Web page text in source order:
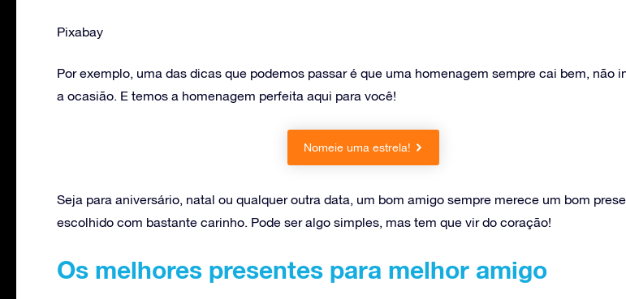
Pixabay
Por exemplo, uma das dicas que podemos passar é que uma homenagem sempre cai bem, não
a ocasião. E temos a homenagem perfeita aqui para você!
Nomeie uma estrela!
Seja para aniversário, natal ou qualquer outra data, um bom amigo sempre merece um bom
escolhido com bastante carinho. Pode ser algo simples, mas tem que vir do coração!
Os melhores presentes para melhor amigo